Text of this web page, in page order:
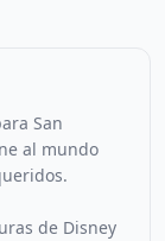
San
al mundo
de Disney